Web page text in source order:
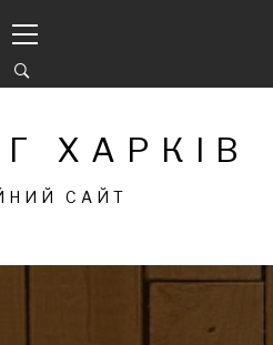
меню
ХАРКІВ
САЙТ